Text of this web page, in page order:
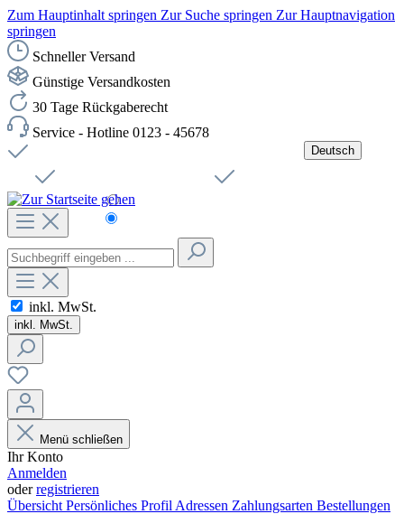
Zum Hauptinhalt springen Zur Suche springen Zur Hauptnavigation
springen
Schneller Versand
Günstige Versandkosten
30 Tage Rückgaberecht
Service - Hotline 0123 - 45678
Deutsch
Čeština
inkl. MwSt.
inkl. MwSt.
Menü schließen
Ihr Konto
Anmelden
oderregistrieren
Übersicht Persönliches Profil Adressen Zahlungsarten Bestellungen